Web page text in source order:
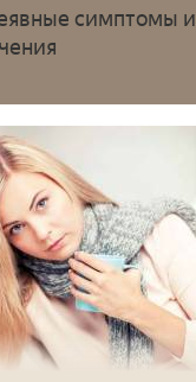
симптомы и